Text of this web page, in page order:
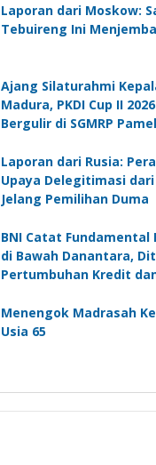
Laporan dari Moskow:
Tebuireng Ini
Ajang Silaturahmi
Madura, PKDI Cup II
Bergulir di SGMRP
Laporan dari Rusia:
Upaya Delegitimasi
Jelang Pemilihan Duma
BNI Catat Fundamental
di Bawah Danantara, Ditopang
Pertumbuhan Kredit
Menengok Madrasah
Usia 65